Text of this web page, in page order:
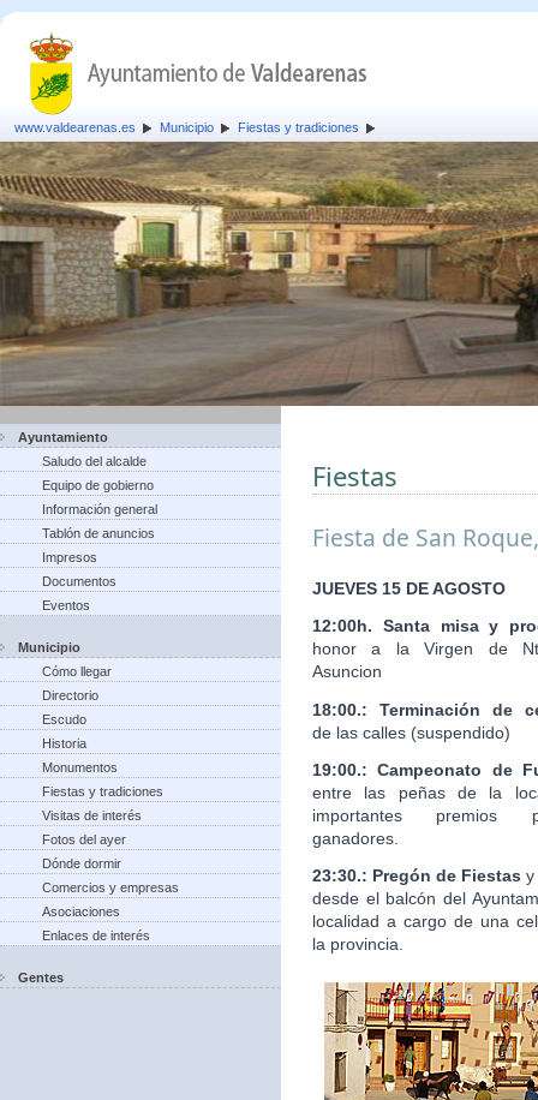
www.valdearenas.es Municipio Fiestas y tradiciones
Ayuntamiento
Saludo del alcalde
Equipo de gobierno
Información general
Tablón de anuncios
Impresos
Documentos
Eventos
Municipio
Cómo llegar
Directorio
Escudo
Historia
Monumentos
Fiestas y tradiciones
Visitas de interés
Fotos del ayer
Dónde dormir
Comercios y empresas
Asociaciones
Enlaces de interés
Gentes
Fiestas
Fiesta de San
JUEVES 15 DE AGOSTO
12:00h. Santa misa y
honor a la Virgen de
Asuncion
18:00.: Terminación de
de las calles (suspendido)
19:00.: Campeonato de
entre las peñas de la
importantes premios
ganadores.
23:30.: Pregón de Fiestas y
desde el balcón del
localidad a cargo de una
la provincia.